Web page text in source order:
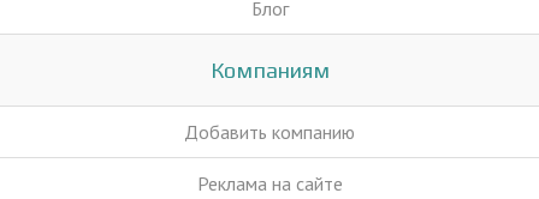
Блог
Компаниям
Добавить компанию
Реклама на сайте